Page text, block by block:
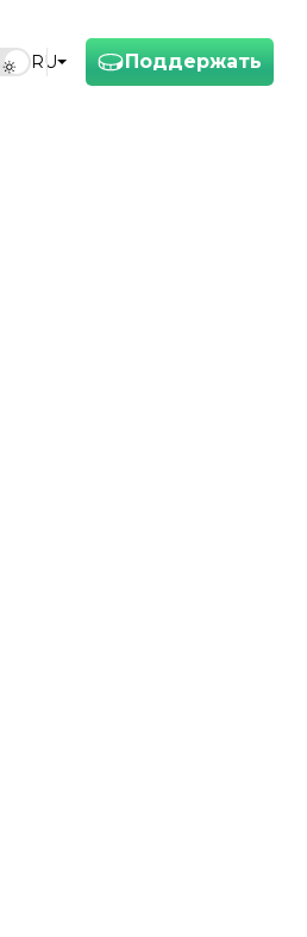
Поддержать
RU